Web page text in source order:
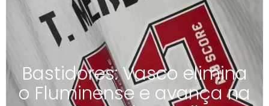
Bastidores: Vasco elimina
o Fluminense e avança na